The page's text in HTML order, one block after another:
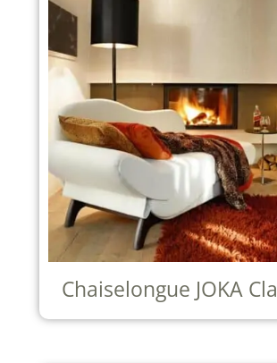
Chaiselongue JOKA